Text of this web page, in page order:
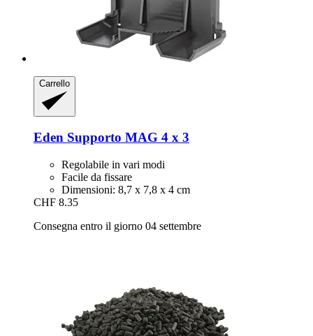
Carrello
Eden Supporto MAG 4 x 3
Regolabile in vari modi
Facile da fissare
Dimensioni: 8,7 x 7,8 x 4 cm
CHF 8.35
Consegna entro il giorno 04 settembre